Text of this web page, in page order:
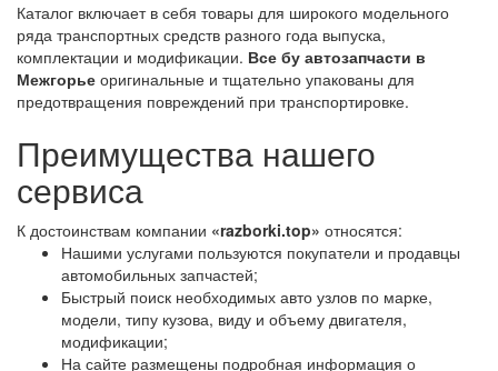
Каталог включает в себя товары для широкого модельного
ряда транспортных средств разного года выпуска,
комплектации и модификации. Все бу автозапчасти в
Межгорье оригинальные и тщательно упакованы для
предотвращения повреждений при транспортировке.
Преимущества нашего
сервиса
К достоинствам компании «razborki.top» относятся:
Нашими услугами пользуются покупатели и продавцы
автомобильных запчастей;
Быстрый поиск необходимых авто узлов по марке,
модели, типу кузова, виду и объему двигателя,
модификации;
На сайте размещены подробная информация о